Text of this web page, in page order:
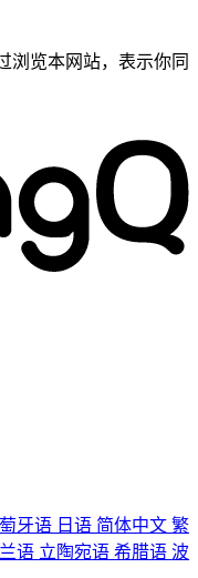
浏览本网站，表示你同
牙语 日语 简体中文 繁
语 立陶宛语 希腊语 波